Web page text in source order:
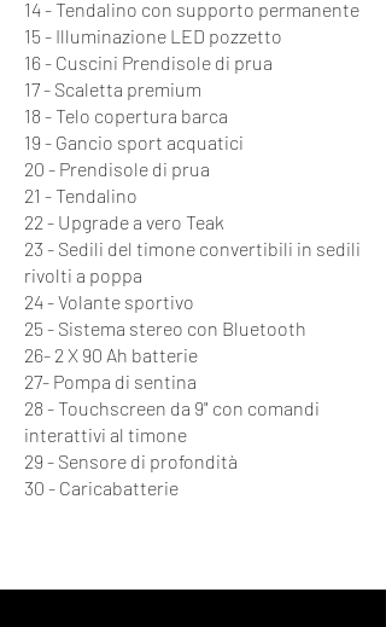
14 - Tendalino con supporto permanente
15 - Illuminazione LED pozzetto
16 - Cuscini Prendisole di prua
17 - Scaletta premium
18 - Telo copertura barca
19 - Gancio sport acquatici
20 - Prendisole di prua
21 - Tendalino
22 - Upgrade a vero Teak
23 - Sedili del timone convertibili in sedili
rivolti a poppa
24 - Volante sportivo
25 - Sistema stereo con Bluetooth
26- 2 X 90 Ah batterie
27- Pompa di sentina
28 - Touchscreen da 9" con comandi
interattivi al timone
29 - Sensore di profondità
30 - Caricabatterie